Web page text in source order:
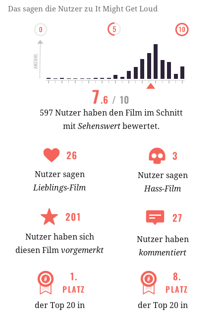
Das sagen die Nutzer zu It Might Get Loud
7.6 / 10
597 Nutzer haben den Film im Schnitt
mitSehenswertbewertet.
26
Nutzersagen
Lieblings-Film
3
Nutzersagen
Hass-Film
201
Nutzerhabensich
diesen Filmvorgemerkt
27
Nutzer haben
kommentiert
1.
PLATZ
der Top 20 in
8.
PLATZ
der Top 20 in